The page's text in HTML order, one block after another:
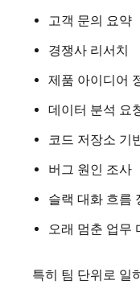
고객 문의 요약
경쟁사 리서치
제품 아이디어
데이터 분석 요
코드 저장소 기
버그 원인 조사
슬랙 대화 흐름
오래 멈춘 업무
특히 팀 단위로 일